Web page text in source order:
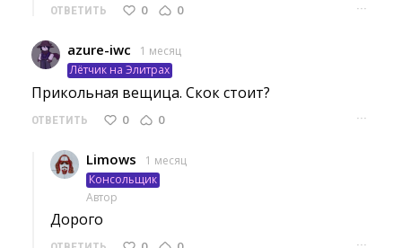
ОТВЕТИТЬ 0 0 ···
azure-iwc
1 месяц
Лётчик на Элитрах
Прикольная вещица. Скок стоит?
ОТВЕТИТЬ 0 0 ···
Limows
1 месяц
Консольщик
Автор
Дорого
···